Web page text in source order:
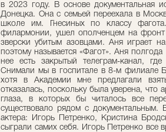
в 2023 году. В основе документальная
Донецка. Она с семьей переехала в
школе им. Гнесиных по классу
филармонии, ушел ополченцем на
зверски убитым азовцами. Аня играет
поэтому называется «Фагот». Аня
нее есть закрытый телеграм-канал,
Снимали мы в госпитале в 8-м филиале
хотя в Академии мне предлагали
отказалась, поскольку была уверена,
глаза, в которых бы читалось все
существовало рядом с
актера: Игорь Петренко, Кристина
сыграли самих себя. Игорь Петренко все